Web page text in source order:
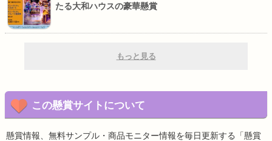
たる大和ハウスの豪華懸賞
もっと見る
この懸賞サイトについて
懸賞情報、無料サンプル・商品モニター情報を毎日更新する「懸賞